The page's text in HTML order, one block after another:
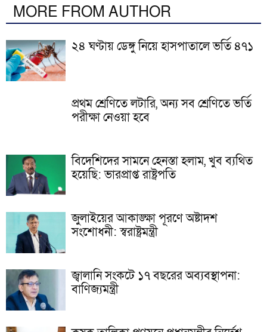
MORE FROM AUTHOR
২৪ ঘণ্টায় ডেঙ্গু নিয়ে হাসপাতালে ভর্তি ৪৭১
প্রথম শ্রেণিতে লটারি, অন্য সব শ্রেণিতে ভর্তি
পরীক্ষা নেওয়া হবে
বিদেশিদের সামনে হেনস্তা হলাম, খুব ব্যথিত
হয়েছি: ভারপ্রাপ্ত রাষ্ট্রপতি
জুলাইয়ের আকাঙ্ক্ষা পূরণে অষ্টাদশ
সংশোধনী: স্বরাষ্ট্রমন্ত্রী
জ্বালানি সংকটে ১৭ বছরের অব্যবস্থাপনা:
বাণিজ্যমন্ত্রী